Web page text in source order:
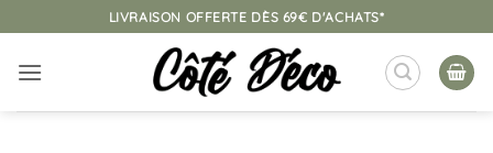
au
contenu
LIVRAISON OFFERTE DÈS 69€ D'ACHATS*